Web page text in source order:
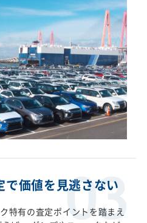
で価値を見逃さない
特有の査定ポイントを踏まえ